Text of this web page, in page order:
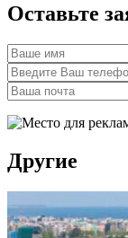
Оставьте
Другие